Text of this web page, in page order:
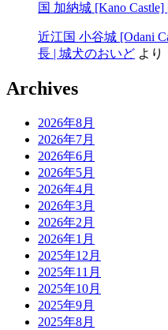
国 加納城 [Kano
近江国 小谷城 [Odani
長 | 城犬のおいど より
Archives
2026年8月
2026年7月
2026年6月
2026年5月
2026年4月
2026年3月
2026年2月
2026年1月
2025年12月
2025年11月
2025年10月
2025年9月
2025年8月